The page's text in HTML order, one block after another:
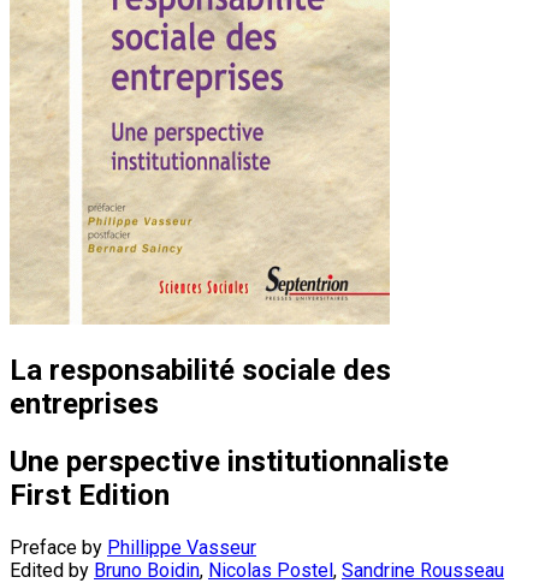
La responsabilité sociale des
entreprises
Une perspective institutionnaliste
First Edition
Preface by Phillippe Vasseur
Edited by Bruno Boidin, Nicolas Postel, Sandrine Rousseau